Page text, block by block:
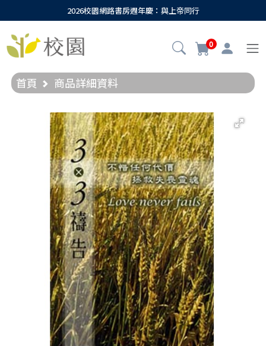
2026校園網路書房週年慶：與上帝同行
0
首頁 商品詳細資料